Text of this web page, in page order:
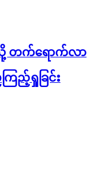
သို့ တက်ရောက်လာ
ည့်ရှုခြင်း